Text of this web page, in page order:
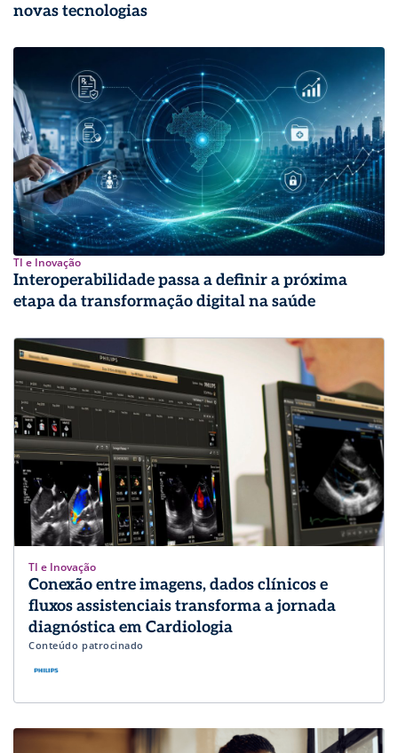
novas tecnologias
TI e Inovação
Interoperabilidade passa a definir a próxima
etapa da transformação digital na saúde
TI e Inovação
Conexão entre imagens, dados clínicos e
fluxos assistenciais transforma a jornada
diagnóstica em Cardiologia
Conteúdo patrocinado